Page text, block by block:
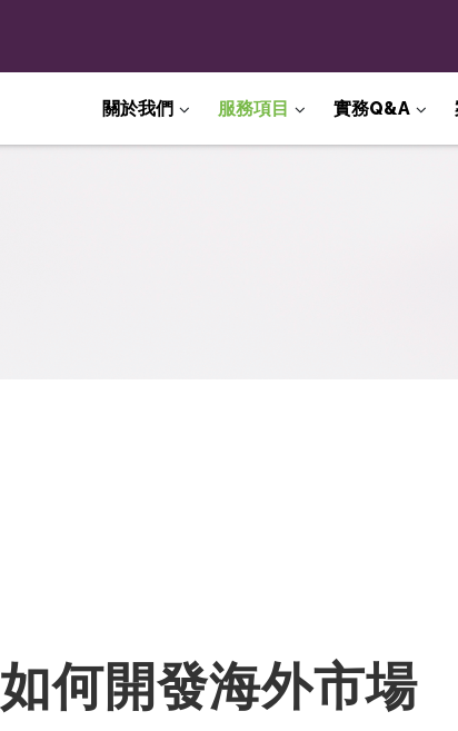
關於我們 服務項目 實務Q&A
如何開發海外市場